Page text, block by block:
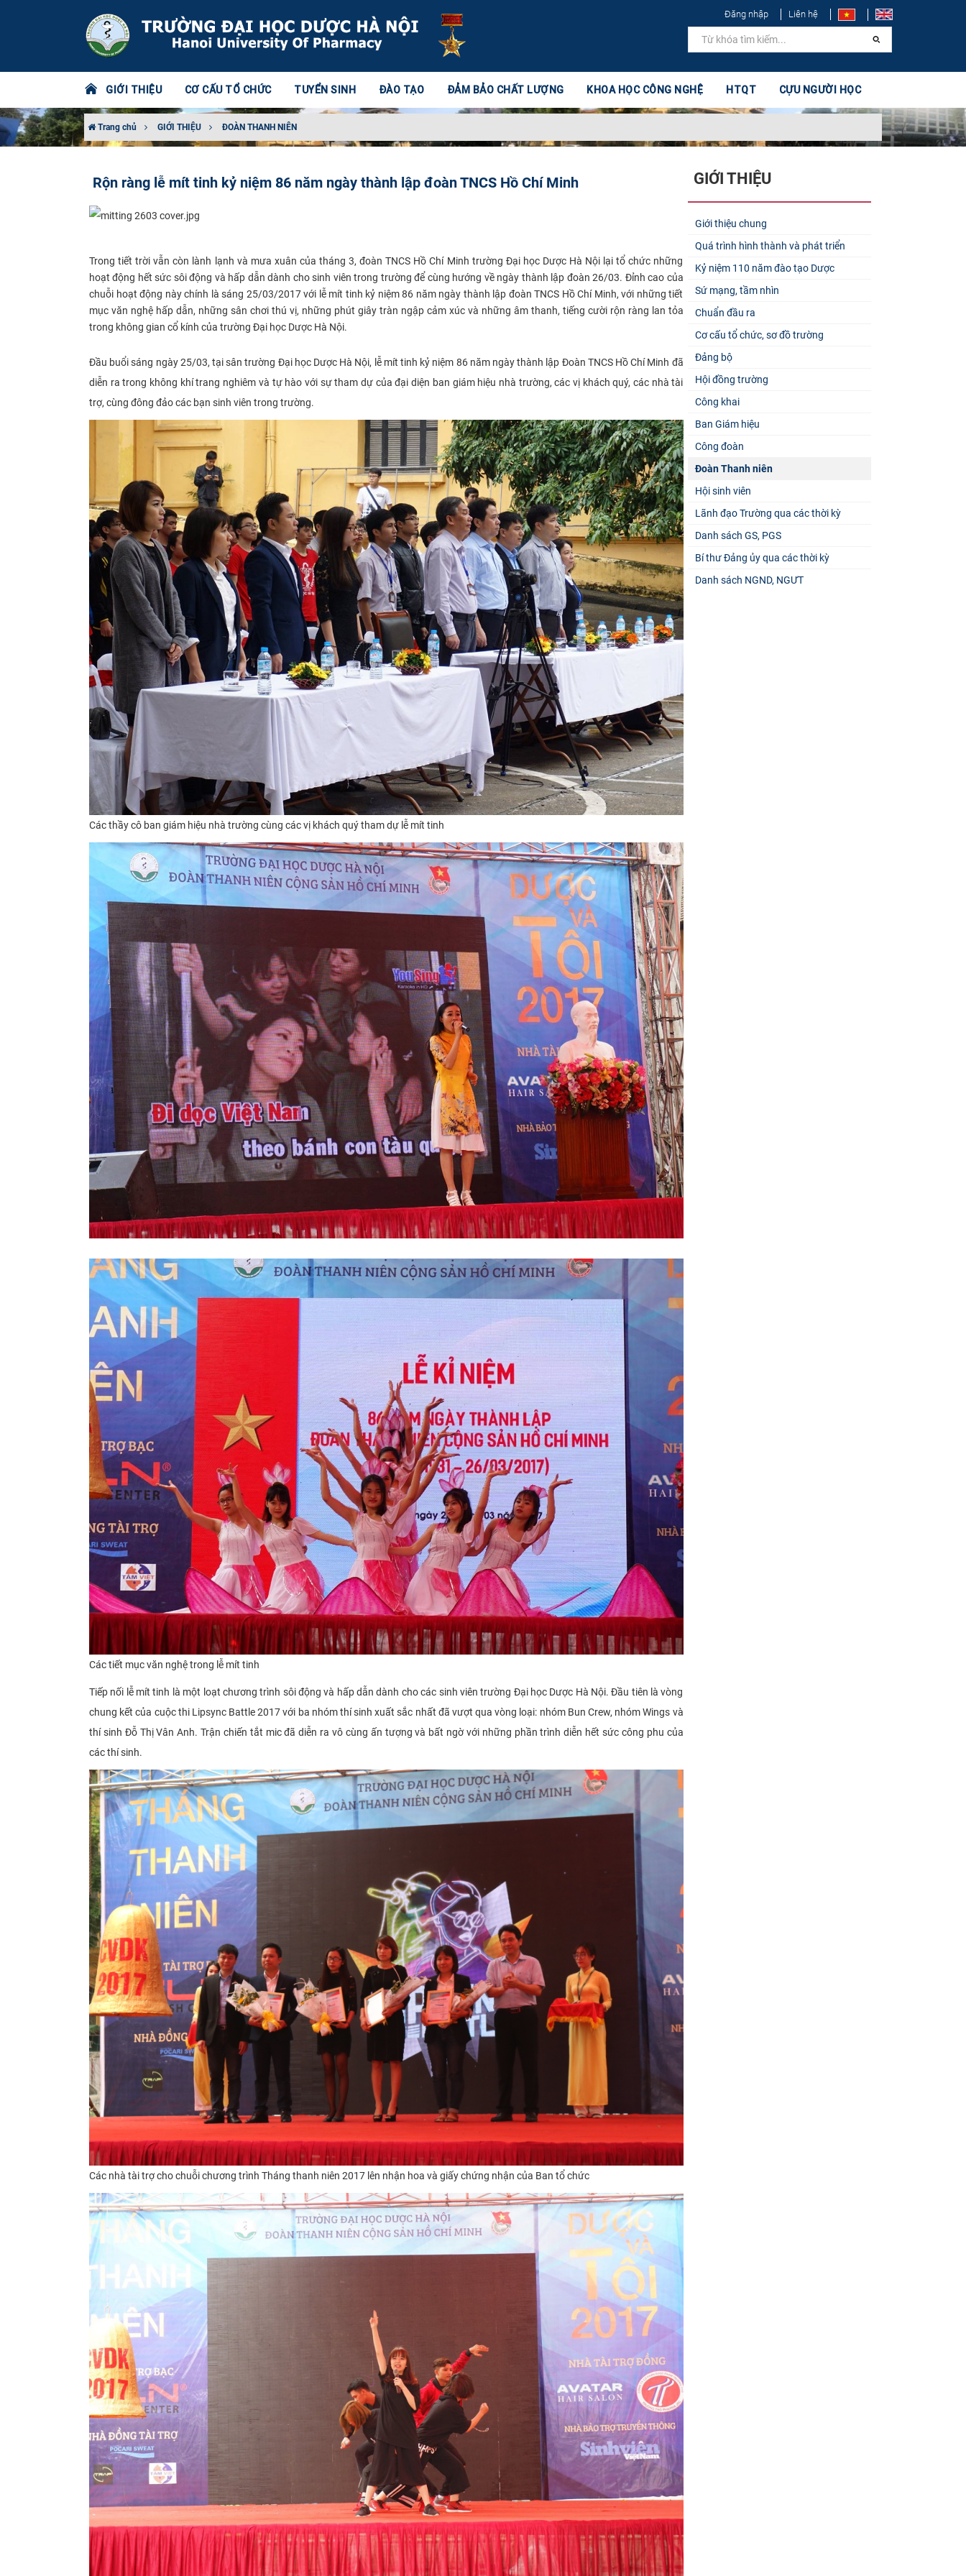
Đăng nhập Liên hệ
GIỚI THIỆU CƠ CẤU TỔ CHỨC TUYỂN SINH ĐÀO TẠO ĐẢM BẢO CHẤT LƯỢNG KHOA HỌC CÔNG NGHỆ HTQT CỰU NGƯỜI HỌC
Trang chủ GIỚI THIỆU ĐOÀN THANH NIÊN
Rộn ràng lễ mít tinh kỷ niệm 86 năm ngày thành lập đoàn TNCS Hồ Chí Minh
Trong tiết trời vẫn còn lành lạnh và mưa xuân của tháng 3, đoàn TNCS Hồ Chí Minh trường Đại học Dược Hà Nội lại tổ chức những
hoạt động hết sức sôi động và hấp dẫn dành cho sinh viên trong trường để cùng hướng về ngày thành lập đoàn 26/03. Đỉnh cao của
chuỗi hoạt động này chính là sáng 25/03/2017 với lễ mít tinh kỷ niệm 86 năm ngày thành lập đoàn TNCS Hồ Chí Minh, với những tiết
mục văn nghệ hấp dẫn, những sân chơi thú vị, những phút giây tràn ngập cảm xúc và những âm thanh, tiếng cười rộn ràng lan tỏa
trong không gian cổ kính của trường Đại học Dược Hà Nội.
Đầu buổi sáng ngày 25/03, tại sân trường Đại học Dược Hà Nội, lễ mít tinh kỷ niệm 86 năm ngày thành lập Đoàn TNCS Hồ Chí Minh đã
diễn ra trong không khí trang nghiêm và tự hào với sự tham dự của đại diện ban giám hiệu nhà trường, các vị khách quý, các nhà tài
trợ, cùng đông đảo các bạn sinh viên trong trường.
Các thầy cô ban giám hiệu nhà trường cùng các vị khách quý tham dự lễ mít tinh
Các tiết mục văn nghệ trong lễ mít tinh
Tiếp nối lễ mít tinh là một loạt chương trình sôi động và hấp dẫn dành cho các sinh viên trường Đại học Dược Hà Nội. Đầu tiên là vòng
chung kết của cuộc thi Lipsync Battle 2017 với ba nhóm thí sinh xuất sắc nhất đã vượt qua vòng loại: nhóm Bun Crew, nhóm Wings và
thí sinh Đỗ Thị Vân Anh. Trận chiến tắt mic đã diễn ra vô cùng ấn tượng và bất ngờ với những phần trình diễn hết sức công phu của
các thí sinh.
Các nhà tài trợ cho chuỗi chương trình Tháng thanh niên 2017 lên nhận hoa và giấy chứng nhận của Ban tổ chức
GIỚI THIỆU
Giới thiệu chung
Quá trình hình thành và phát triển
Kỷ niệm 110 năm đào tạo Dược
Sứ mạng, tầm nhìn
Chuẩn đầu ra
Cơ cấu tổ chức, sơ đồ trường
Đảng bộ
Hội đồng trường
Công khai
Ban Giám hiệu
Công đoàn
Đoàn Thanh niên
Hội sinh viên
Lãnh đạo Trường qua các thời kỳ
Danh sách GS, PGS
Bí thư Đảng ủy qua các thời kỳ
Danh sách NGND, NGƯT